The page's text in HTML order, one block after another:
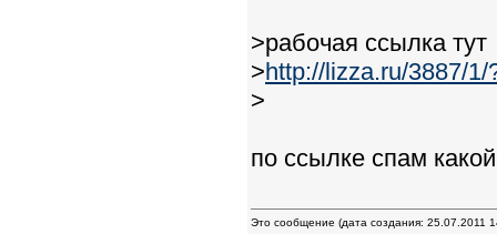
>рабочая ссылка тут
>http://lizza.ru/3887/1/
>
по ссылке спам
Это сообщение (дата создания: